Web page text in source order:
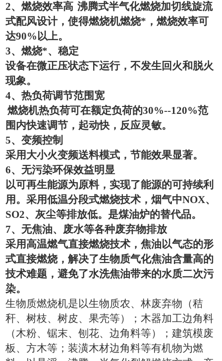
2、燃烧效率高 沸腾式半气化燃烧加切线旋流
式配风设计，使得燃烧机燃烧*，燃烧效率可
达90%以上。
3、燃烧*、稳定
设备在微正压状态下运行，不发生回火和脱火
现象。
4、热负荷调节范围宽
燃烧机热负荷可在额定负荷的30%--120%范
围内快速调节，起动快，反应灵敏。
5、变频控制
采用大小火变频送料模式，节能效果显著。
6、无污染环保效益明显
以可再生能源为原料，实现了能源的可持续利
用。采用低温分段式燃烧技术，烟气中NOX、
SO2、灰尘等排放低。是煤油炉的替代品。
7、无焦油、废水等各种废弃物排放
采用高温燃气直接燃烧技术，焦油以气态的形
式直接燃烧，解决了生物质气化焦油含量高的
技术难题，避免了水洗焦油带来的水质二次污
染。
生物质燃烧机是以生物质农、林废弃物（秸
秆、树枝、树皮、果壳等）；木器加工边角料
（木粉、锯末、刨花、边角料等）；建筑模废
板、方木等；装潢木材边角料等有机物为燃